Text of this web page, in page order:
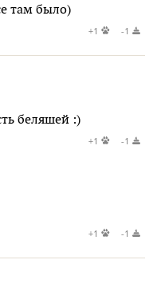
там было)
+1 -1
беляшей :)
+1 -1
+1 -1